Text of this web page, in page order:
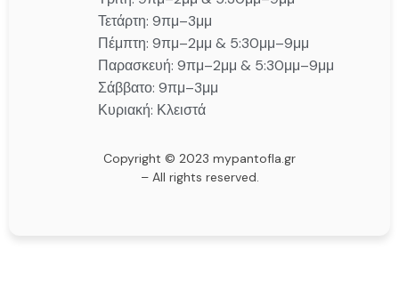
Τετάρτη: 9πμ–3μμ
Πέμπτη: 9πμ–2μμ & 5:30μμ–9μμ
Παρασκευή: 9πμ–2μμ & 5:30μμ–9μμ
Σάββατο: 9πμ–3μμ
Κυριακή: Κλειστά
Copyright © 2023 mypantofla.gr
– All rights reserved.